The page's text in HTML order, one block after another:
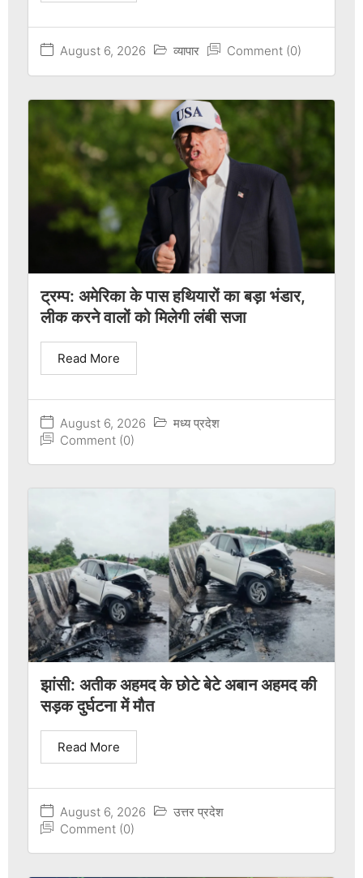
August 6, 2026 व्यापार Comment (0)
ट्रम्प: अमेरिका के पास हथियारों का बड़ा भंडार,
लीक करने वालों को मिलेगी लंबी सजा
August 6, 2026
मध्य प्रदेश
Comment (0)
Read More
झांसी: अतीक अहमद के छोटे बेटे अबान अहमद की
सड़क दुर्घटना में मौत
August 6, 2026
उत्तर प्रदेश
Comment (0)
Read More